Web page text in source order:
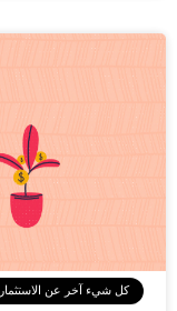
كل شيء آخر عن الاستثمار